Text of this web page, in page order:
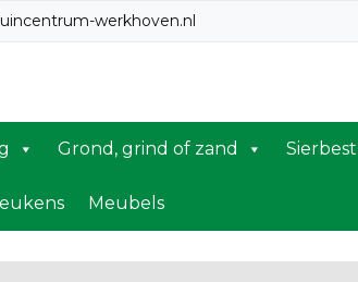
werkhoven.nl
Grond, grind of zand
Meubels